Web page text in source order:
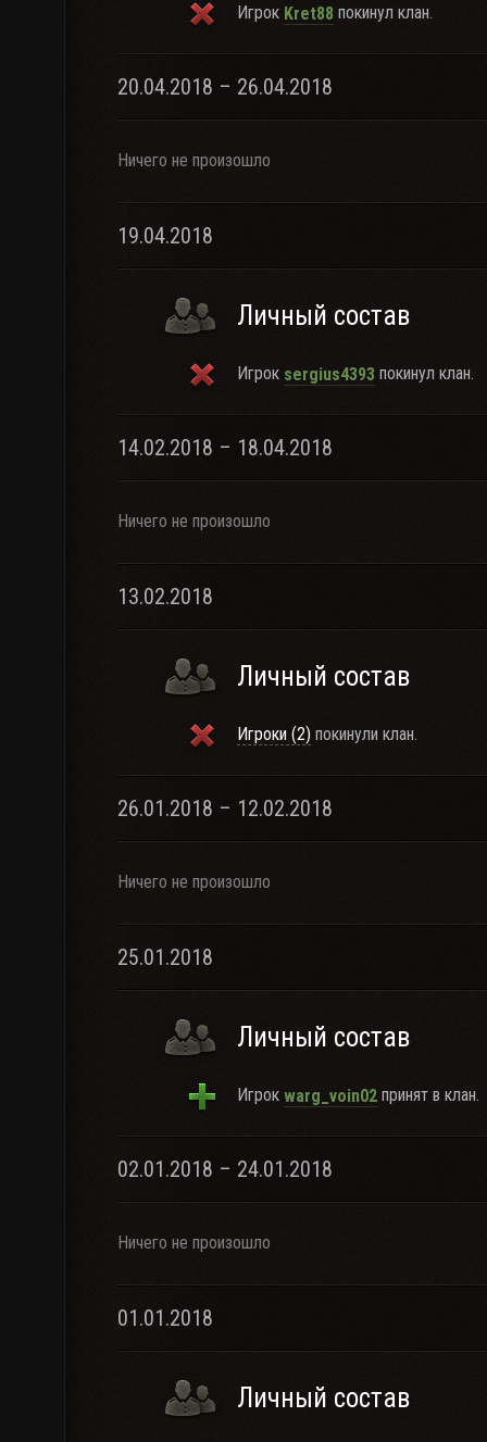
Игрок Kret88 покинул клан.
20.04.2018 – 26.04.2018
Ничего не произошло
19.04.2018
Личный состав
Игрок sergius4393 покинул клан.
14.02.2018 – 18.04.2018
Ничего не произошло
13.02.2018
Личный состав
Игроки (2) покинули клан.
26.01.2018 – 12.02.2018
Ничего не произошло
25.01.2018
Личный состав
Игрок warg_voin02 принят в клан.
02.01.2018 – 24.01.2018
Ничего не произошло
01.01.2018
Личный состав